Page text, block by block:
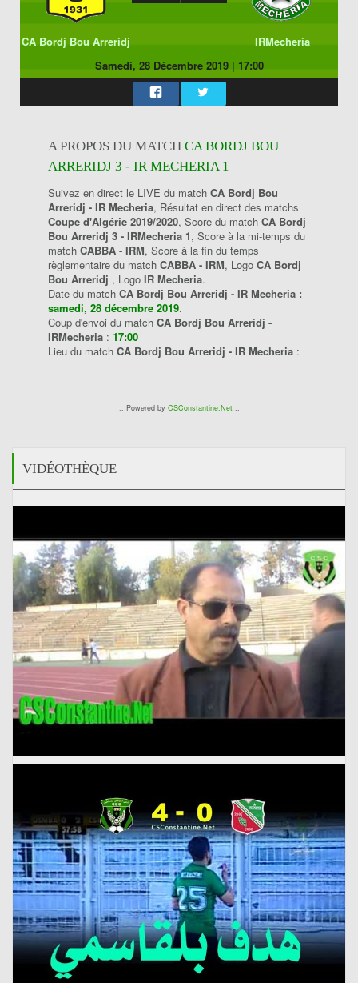
CA Bordj Bou Arreridj
IRMecheria
Samedi, 28 Décembre 2019| 17:00
A PROPOS DU MATCH CA BORDJ BOU
ARRERIDJ 3 - IR MECHERIA 1
Suivez en direct le LIVE du match CA Bordj Bou
Arreridj - IR Mecheria, Résultat en direct des matchs
Coupe d'Algérie 2019/2020, Score du match CA Bordj
Bou Arreridj 3 - IRMecheria 1, Score à la mi-temps du
match CABBA - IRM, Score à la fin du temps
règlementaire du match CABBA - IRM, Logo CA Bordj
Bou Arreridj , Logo IR Mecheria.
Date du match CA Bordj Bou Arreridj - IR Mecheria :
samedi, 28 décembre 2019.
Coup d'envoi du match CA Bordj Bou Arreridj -
IRMecheria : 17:00
Lieu du match CA Bordj Bou Arreridj - IR Mecheria :
:: Powered by CSConstantine.Net::
VIDÉOTHÈQUE